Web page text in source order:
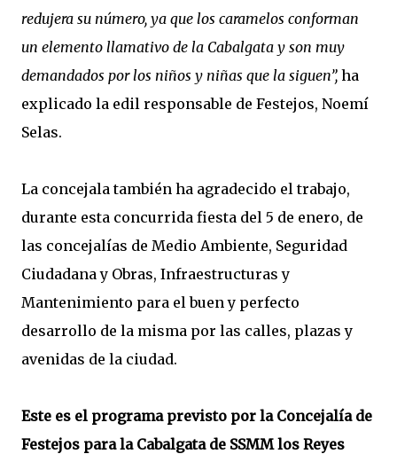
redujera su número, ya que los caramelos conforman
un elemento llamativo de la Cabalgata y son muy
demandados por los niños y niñas que la siguen”, ha
explicado la edil responsable de Festejos, Noemí
Selas.
La concejala también ha agradecido el trabajo,
durante esta concurrida fiesta del 5 de enero, de
las concejalías de Medio Ambiente, Seguridad
Ciudadana y Obras, Infraestructuras y
Mantenimiento para el buen y perfecto
desarrollo de la misma por las calles, plazas y
avenidas de la ciudad.
Este es el programa previsto por la Concejalía de
Festejos para la Cabalgata de SSMM los Reyes